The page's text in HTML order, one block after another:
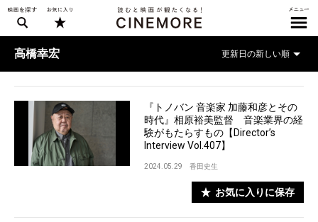
高橋幸宏
『トノバン 音楽家 加藤和彦とその
時代』相原裕美監督 音楽業界の経
験がもたらすもの【Director’s
Interview Vol.407】
2024.05.29 香田史生
お気に入りに保存